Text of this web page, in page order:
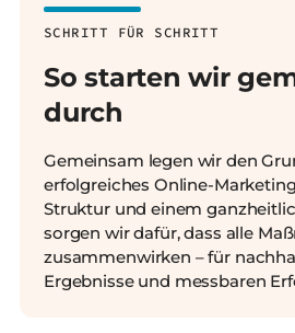
SCHRITT FÜR SCHRITT
So starten wir
durch
Gemeinsam legen wir den
erfolgreiches Online-
Struktur und einem
sorgen wir dafür, dass alle
zusammenwirken – für
Ergebnisse und messbaren